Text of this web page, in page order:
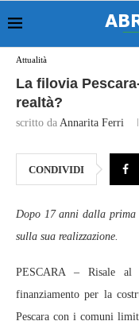
Attualità
La filovia
realtà?
scritto da Annarita Ferri
CONDIVIDI
Dopo 17 anni dalla prima
sulla sua realizzazione.
PESCARA – Risale
finanziamento per la
Pescara con i comuni